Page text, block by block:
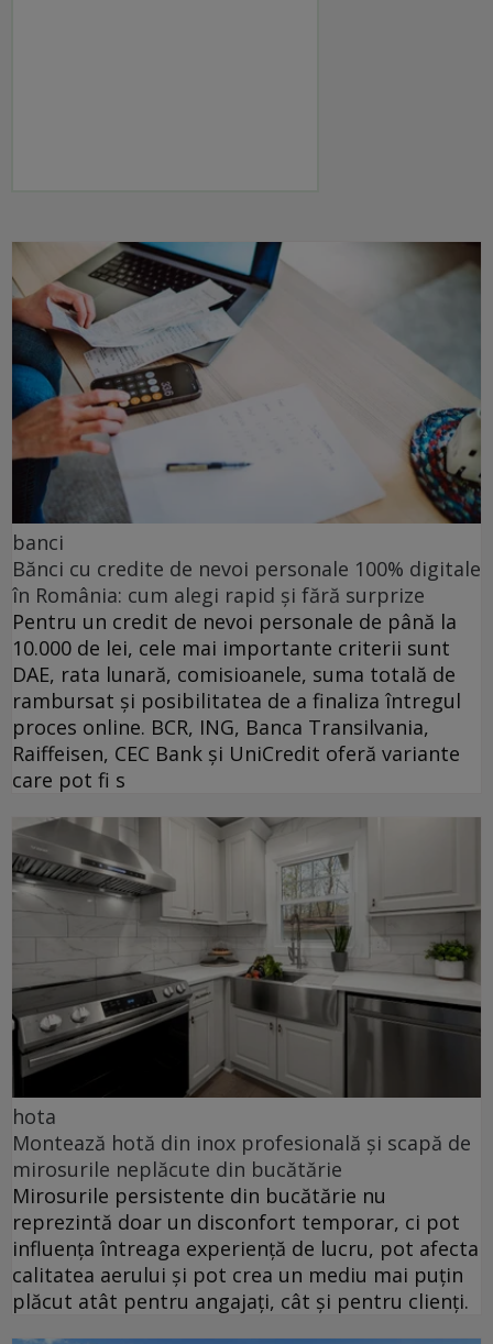
banci
Bănci cu credite de nevoi personale 100% digitale
în România: cum alegi rapid și fără surprize
Pentru un credit de nevoi personale de până la
10.000 de lei, cele mai importante criterii sunt
DAE, rata lunară, comisioanele, suma totală de
rambursat și posibilitatea de a finaliza întregul
proces online. BCR, ING, Banca Transilvania,
Raiffeisen, CEC Bank și UniCredit oferă variante
care pot fi s
hota
Montează hotă din inox profesională și scapă de
mirosurile neplăcute din bucătărie
Mirosurile persistente din bucătărie nu
reprezintă doar un disconfort temporar, ci pot
influența întreaga experiență de lucru, pot afecta
calitatea aerului și pot crea un mediu mai puțin
plăcut atât pentru angajați, cât și pentru clienți.